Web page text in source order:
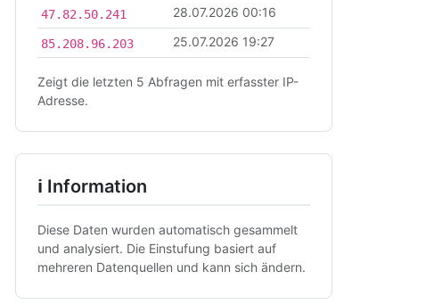
47.82.50.241 28.07.2026 00:16
85.208.96.203 25.07.2026 19:27
Zeigt die letzten 5 Abfragen mit erfasster IP-
Adresse.
ℹ Information
Diese Daten wurden automatisch gesammelt
und analysiert. Die Einstufung basiert auf
mehreren Datenquellen und kann sich ändern.